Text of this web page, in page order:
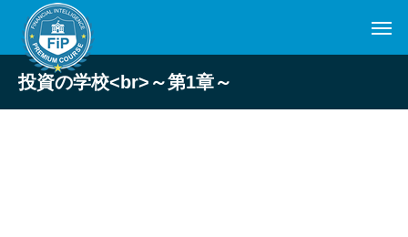
投資の学校<br>～第1章～